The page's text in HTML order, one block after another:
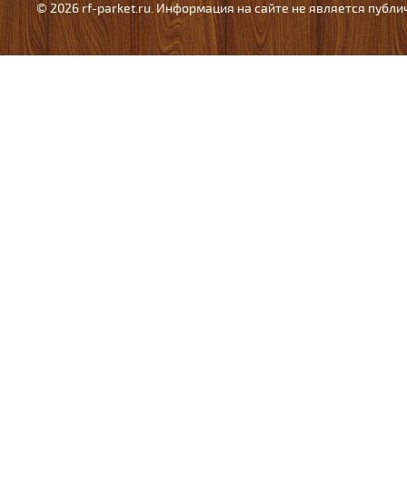
© 2026 rf-parket.ru. Информация на сайте не является